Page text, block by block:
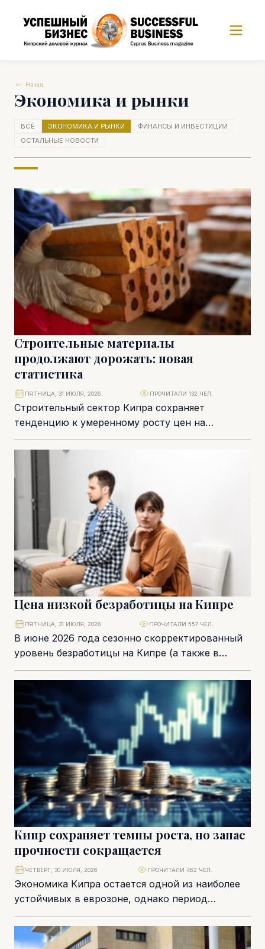
Назад
Экономика и рынки
ВСЁ ЭКОНОМИКА И РЫНКИ
ФИНАНСЫ И ИНВЕСТИЦИИ
ОСТАЛЬНЫЕ НОВОСТИ
Строительные материалы
продолжают дорожать: новая
статистика
Строительный сектор Кипра сохраняет
тенденцию к умеренному росту цен на
материалы, несмотря на постепенную
стабилизацию мировой инфляции и
логистических цепочек....
ПЯТНИЦА, 31 ИЮЛЯ, 2026 ПРОЧИТАЛИ 132 ЧЕЛ.
Цена низкой безработицы на Кипре
В июне 2026 года сезонно скорректированный
уровень безработицы на Кипре (а также в
Болгарии) снизился до 3% – минимального
показателя...
ПЯТНИЦА, 31 ИЮЛЯ, 2026 ПРОЧИТАЛИ 557 ЧЕЛ.
Кипр сохраняет темпы роста, но запас
прочности сокращается
Экономика Кипра остается одной из наиболее
устойчивых в еврозоне, однако период
исключительно благоприятной конъюнктуры
постепенно подходит к концу. Центральный
банк...
ЧЕТВЕРГ, 30 ИЮЛЯ, 2026 ПРОЧИТАЛИ 462 ЧЕЛ.